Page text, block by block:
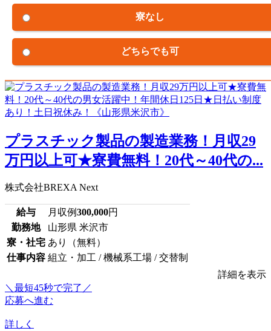
寮なし
どちらでも可
プラスチック製品の製造業務！月収29
万円以上可★寮費無料！20代～40代の...
株式会社BREXA Next
給与 月収例300,000円
勤務地
山形県 米沢市
寮・社宅 あり（無料）
仕事内容 組立・加工 / 機械系工場 / 交替制
詳細を表示
＼最短45秒で完了／
応募へ進む
詳しく